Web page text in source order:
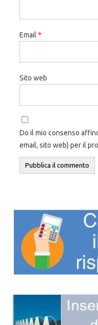
Email *
Sito web
Do il mio consenso
email, sito web) per il